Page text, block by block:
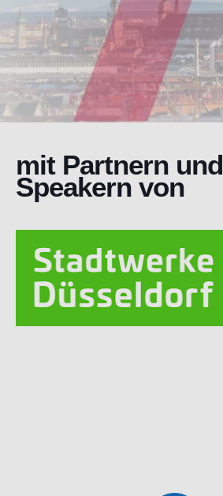
mit Partnern und
Speakern von